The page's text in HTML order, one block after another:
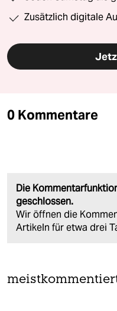
Zusätzlich digitale
0 Kommentare
Die
geschlossen.
Wir öffnen die
Artikeln für etwa drei